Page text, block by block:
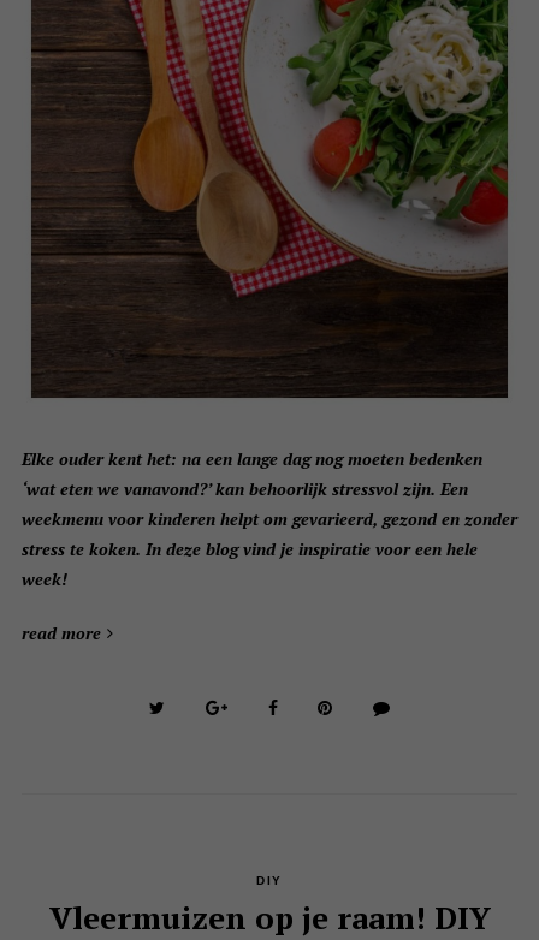
Elke ouder kent het: na een lange dag nog moeten bedenken
‘wat eten we vanavond?’ kan behoorlijk stressvol zijn. Een
weekmenu voor kinderen helpt om gevarieerd, gezond en zonder
stress te koken. In deze blog vind je inspiratie voor een hele
week!
read more
DIY
Vleermuizen op je raam! DIY